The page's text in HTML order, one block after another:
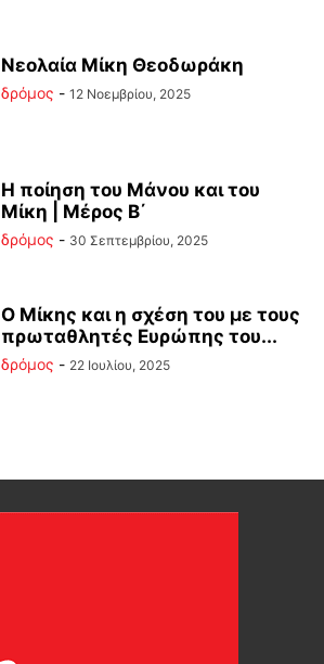
Νεολαία Μίκη Θεοδωράκη
δρόμος - 12 Νοεμβρίου, 2025
Η ποίηση του Μάνου και του
Μίκη | Μέρος Β΄
δρόμος - 30 Σεπτεμβρίου, 2025
Ο Μίκης και η σχέση του με τους
πρωταθλητές Ευρώπης του...
δρόμος - 22 Ιουλίου, 2025